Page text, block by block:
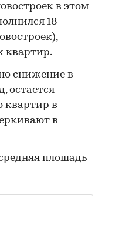
в этом
18
квартир.
снижение в
остается
квартир в
в
площадь